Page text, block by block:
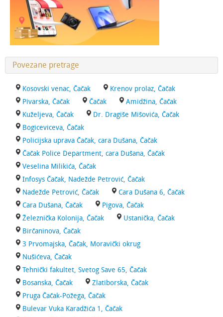
Povezane pretrage
Kosovski venac, Čačak
Krenov prolaz, Čačak
Pivarska, Čačak
Čačak
Amidžina, Čačak
Kuželjeva, Čačak
Dr. Dragiše Mišovića, Čačak
Bogiceviceva, Čačak
Policijska uprava Čačak, cara Dušana, Čačak
Čačak Police Department, cara Dušana, Čačak
Veselina Milikića, Čačak
Infosys Čačak, Nadežde Petrović, Čačak
Nadežde Petrović, Čačak
Cara Dušana 6, Čačak
Cara Dušana, Čačak
Pigova, Čačak
Železnička Kolonija, Čačak
Ustanička, Čačak
Birčaninova, Čačak
3 Prvomajska, Čačak, Moravički okrug
Nušićeva, Čačak
Tehnički fakultet, Svetog Save 65, Čačak
Bosanska, Čačak
Zlatiborska, Čačak
Pruga Čačak-Požega, Čačak
Bulevar Vuka Karadžića 1, Čačak